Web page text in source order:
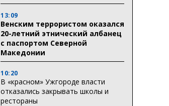
13:09
Венским террористом оказался
20-летний этнический албанец
с паспортом Северной
Македонии
10:20
В «красном» Ужгороде власти
отказались закрывать школы и
рестораны